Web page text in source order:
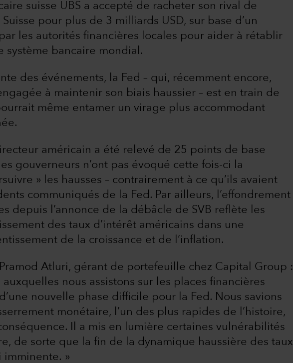
suisse UBS a accepté de racheter son rival de
pour plus de 3 milliards USD, sur base d’un
les autorités financières locales pour aider à rétablir
système bancaire mondial.
des événements, la Fed – qui, récemment encore,
à maintenir son biais haussier – est en train de
même entamer un virage plus accommodant
américain a été relevé de 25 points de base
gouverneurs n’ont pas évoqué cette fois-ci la
» les hausses – contrairement à ce qu’ils avaient
communiqués de la Fed. Par ailleurs, l’effondrement
depuis l’annonce de la débâcle de SVB reflète les
des taux d’intérêt américains dans une
de la croissance et de l’inflation.
Atluri, gérant de portefeuille chez Capital Group :
nous assistons sur les places financières
nouvelle phase difficile pour la Fed. Nous savions
monétaire, l’un des plus rapides de l’histoire,
Il a mis en lumière certaines vulnérabilités
de sorte que la fin de la dynamique haussière des taux
imminente. »